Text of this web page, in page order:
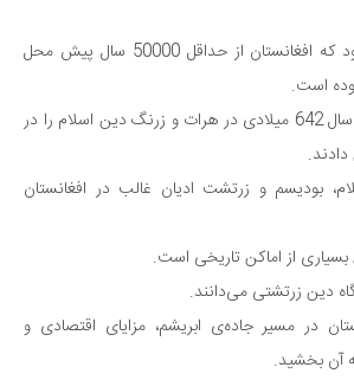
تخمین زده می‌شود که افغانستان از حداقل 50000 سال پیش محل
است.
مسلمانان عرب در سال 642 میلادی در هرات و زرنگ دین اسلام را در
بودیسم و زرتشت ادیان غالب در افغانستان
بسیاری از اماکن تاریخی است.
دین زرتشتی می‌دانند.
در مسیر جاده‌ی ابریشم، مزایای اقتصادی و
آن بخشید.